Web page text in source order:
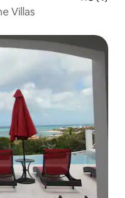
Villas